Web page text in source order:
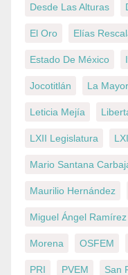
Desde Las Alturas
El Oro Elías
Estado De México
Jocotitlán La
Leticia Mejía
LXII Legislatura
Mario Santana
Maurilio Hernández
Miguel Ángel Ramírez
Morena OSFEM
PRI PVEM San